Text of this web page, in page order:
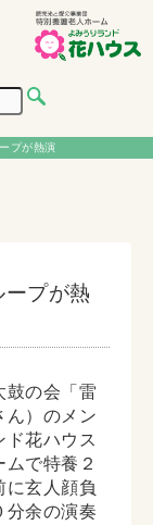
プが熱演
プが熱
の会「雷
ん）のメン
ド花ハウス
で特養２
に玄人顔負
分余の演奏